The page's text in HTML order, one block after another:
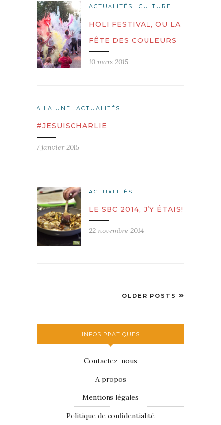
ACTUALITÉS CULTURE
HOLI FESTIVAL, OU LA
FÊTE DES COULEURS
10 mars 2015
A LA UNE ACTUALITÉS
#JESUISCHARLIE
7 janvier 2015
ACTUALITÉS
LE SBC 2014, J’Y ÉTAIS!
22 novembre 2014
OLDER POSTS
INFOS PRATIQUES
Contactez-nous
A propos
Mentions légales
Politique de confidentialité